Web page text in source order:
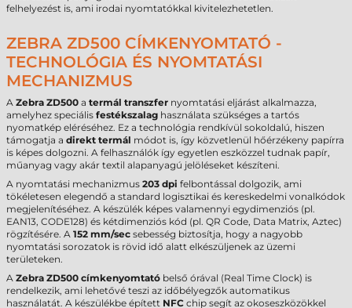
felhelyezést is, ami irodai nyomtatókkal kivitelezhetetlen.
ZEBRA ZD500 CÍMKENYOMTATÓ -
TECHNOLÓGIA ÉS NYOMTATÁSI
MECHANIZMUS
A Zebra ZD500 a termál transzfer nyomtatási eljárást alkalmazza,
amelyhez speciális festékszalag használata szükséges a tartós
nyomatkép eléréséhez. Ez a technológia rendkívül sokoldalú, hiszen
támogatja a direkt termál módot is, így közvetlenül hőérzékeny papírra
is képes dolgozni. A felhasználók így egyetlen eszközzel tudnak papír,
műanyag vagy akár textil alapanyagú jelöléseket készíteni.
A nyomtatási mechanizmus 203 dpi felbontással dolgozik, ami
tökéletesen elegendő a standard logisztikai és kereskedelmi vonalkódok
megjelenítéséhez. A készülék képes valamennyi egydimenziós (pl.
EAN13, CODE128) és kétdimenziós kód (pl. QR Code, Data Matrix, Aztec)
rögzítésére. A 152 mm/sec sebesség biztosítja, hogy a nagyobb
nyomtatási sorozatok is rövid idő alatt elkészüljenek az üzemi
területeken.
A Zebra ZD500 címkenyomtató belső órával (Real Time Clock) is
rendelkezik, ami lehetővé teszi az időbélyegzők automatikus
használatát. A készülékbe épített NFC chip segít az okoseszközökkel